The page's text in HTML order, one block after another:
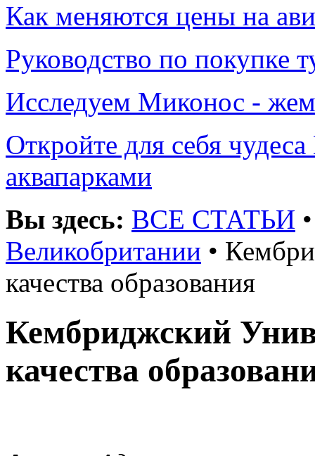
Как меняются цены на
Руководство по покупке
Исследуем Миконос -
Откройте для себя
аквапарками
Вы здесь: ВСЕ СТАТЬИ
Великобритании •
качества образования
Кембриджский
качества